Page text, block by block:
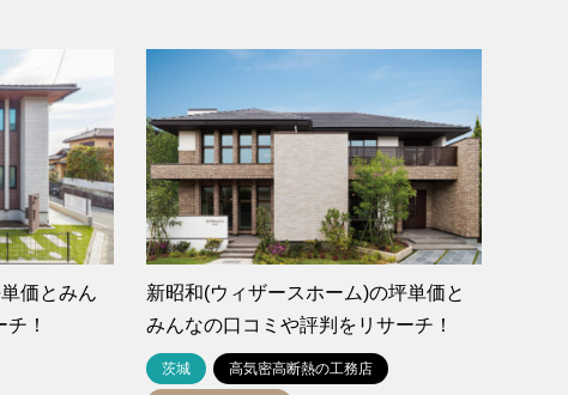
価とみん
！
新昭和(ウィザースホーム)の坪単価と
みんなの口コミや評判をリサーチ！
茨城 高気密高断熱の工務店